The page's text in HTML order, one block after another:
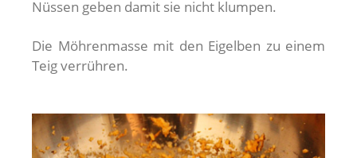
Nüssen geben damit sie nicht klumpen.
Die Möhrenmasse mit den Eigelben zu einem
Teig verrühren.